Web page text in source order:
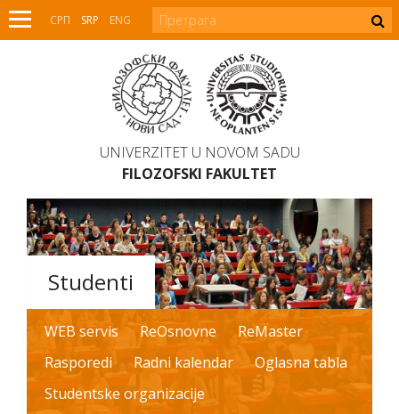
СРП SRP ENG
UNIVERZITET U NOVOM SADU
FILOZOFSKI FAKULTET
Studenti
WEB servis ReOsnovne
ReMaster
Rasporedi
Radni kalendar
Oglasna tabla
Studentske organizacije